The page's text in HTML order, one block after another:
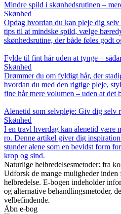
Mindre spild i skønhedsrutinen –
Skønhed
Opdag hvordan du kan pleje dig
tips til at mindske spild, vælge
skønhedsrutine, der både føles godt
Fylde til fint hår uden at tynge –
Skønhed
Drømmer du om fyldigt hår, der
hvordan du med den rigtige pleje,
fine hår mere volumen – uden at det
Alenetid som selvpleje: Giv dig selv
Skønhed
I en travl hverdag kan alenetid være
ro. Denne artikel giver dig
stunder alene som en bevidst form
krop og sind.
Naturlige helbredelsesmetoder: fra
Udforsk de mange muligheder
helbredelse. E-bogen indeholder
og alternative behandlingsmetoder,
velbefindende.
Åbn e-bog